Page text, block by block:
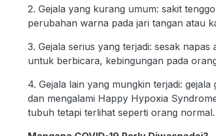
2. Gejala yang kurang umum: sakit
perubahan warna pada jari tangan atau
3. Gejala serius yang terjadi: sesak
untuk berbicara, kebingungan pada
4. Gejala lain yang mungkin terjadi:
dan mengalami Happy Hypoxia
tubuh tetapi terlihat seperti orang normal.